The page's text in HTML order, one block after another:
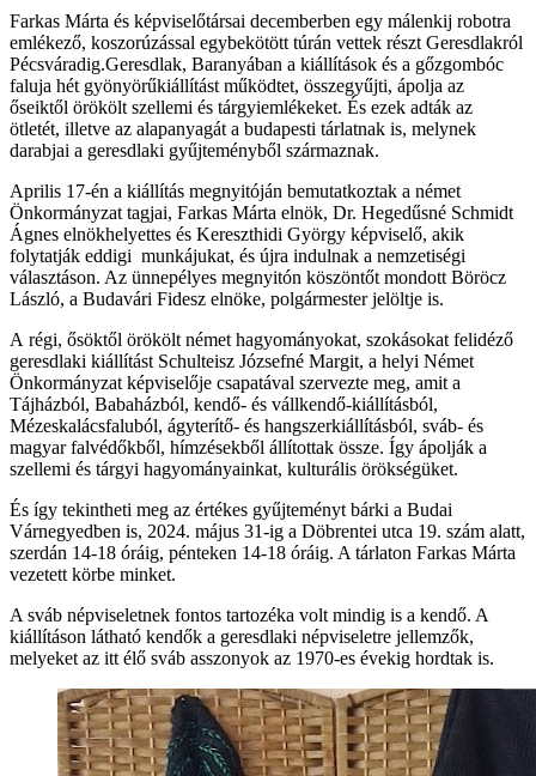
Farkas Márta és képviselőtársai decemberben egy málenkij robotra
emlékező, koszorúzással egybekötött túrán vettek részt Geresdlakról
Pécsváradig.Geresdlak, Baranyában a kiállítások és a gőzgombóc
faluja hét gyönyörűkiállítást működtet, összegyűjti, ápolja az
őseiktől örökölt szellemi és tárgyiemlékeket. És ezek adták az
ötletét, illetve az alapanyagát a budapesti tárlatnak is, melynek
darabjai a geresdlaki gyűjteményből származnak.
Aprilis 17-én a kiállítás megnyitóján bemutatkoztak a német
Önkormányzat tagjai, Farkas Márta elnök, Dr. Hegedűsné Schmidt
Ágnes elnökhelyettes és Kereszthidi György képviselő, akik
folytatják eddigi munkájukat, és újra indulnak a nemzetiségi
választáson. Az ünnepélyes megnyitón köszöntőt mondott Böröcz
László, a Budavári Fidesz elnöke, polgármester jelöltje is.
A régi, ősöktől örökölt német hagyományokat, szokásokat felidéző
geresdlaki kiállítást Schulteisz Józsefné Margit, a helyi Német
Önkormányzat képviselője csapatával szervezte meg, amit a
Tájházból, Babaházból, kendő- és vállkendő-kiállításból,
Mézeskalácsfaluból, ágyterítő- és hangszerkiállításból, sváb- és
magyar falvédőkből, hímzésekből állítottak össze. Így ápolják a
szellemi és tárgyi hagyományainkat, kulturális örökségüket.
És így tekintheti meg az értékes gyűjteményt bárki a Budai
Várnegyedben is, 2024. május 31-ig a Döbrentei utca 19. szám alatt,
szerdán 14-18 óráig, pénteken 14-18 óráig. A tárlaton Farkas Márta
vezetett körbe minket.
A sváb népviseletnek fontos tartozéka volt mindig is a kendő. A
kiállításon látható kendők a geresdlaki népviseletre jellemzők,
melyeket az itt élő sváb asszonyok az 1970-es évekig hordtak is.